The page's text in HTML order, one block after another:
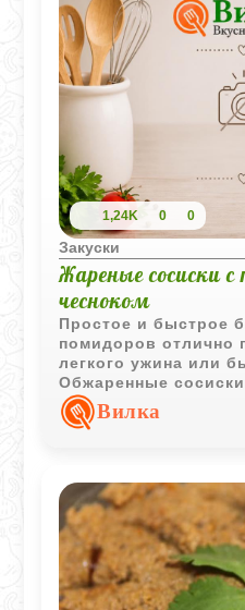
1,24K 0 0
Закуски
Жареные сосиски
чесноком
Простое и быстрое
помидоров отлично
легкого ужина или
Обжаренные
чесноком и сочными
получаются сытными
Вилка